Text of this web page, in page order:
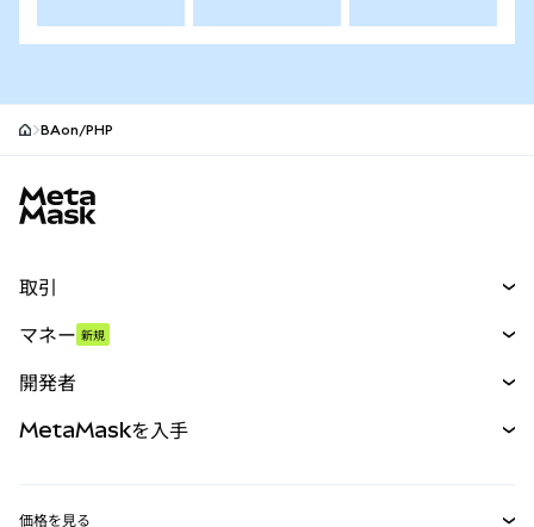
BAon/PHP
取引
パーペチュアル
RWA
マネー 新規
開発者
MetaMaskを入手
価格を見る